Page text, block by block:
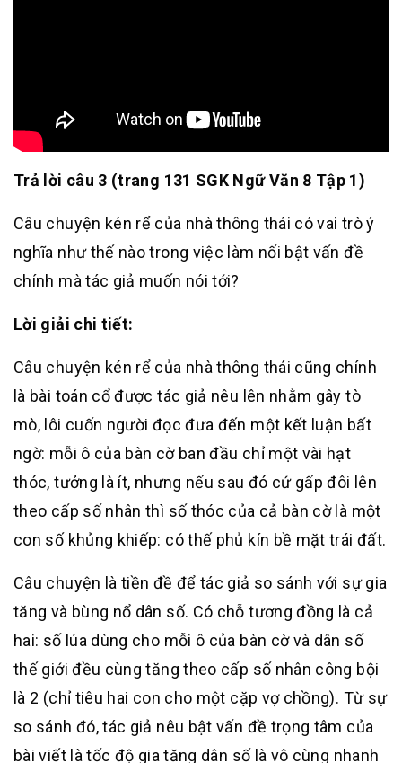
Trả lời câu 3 (trang 131 SGK Ngữ Văn 8 Tập 1)
Câu chuyện kén rể của nhà thông thái có vai trò ý
nghĩa như thế nào trong việc làm nối bật vấn đề
chính mà tác giả muốn nói tới?
Lời giải chi tiết:
Câu chuyện kén rể của nhà thông thái cũng chính
là bài toán cổ được tác giả nêu lên nhằm gây tò
mò, lôi cuốn người đọc đưa đến một kết luận bất
ngờ: mỗi ô của bàn cờ ban đầu chỉ một vài hạt
thóc, tưởng là ít, nhưng nếu sau đó cứ gấp đôi lên
theo cấp số nhân thì số thóc của cả bàn cờ là một
con số khủng khiếp: có thế phủ kín bề mặt trái đất.
Câu chuyện là tiền đề để tác giả so sánh với sự gia
tăng và bùng nổ dân số. Có chỗ tương đồng là cả
hai: số lúa dùng cho mỗi ô của bàn cờ và dân số
thế giới đều cùng tăng theo cấp số nhân công bội
là 2 (chỉ tiêu hai con cho một cặp vợ chồng). Từ sự
so sánh đó, tác giả nêu bật vấn đề trọng tâm của
bài viết là tốc độ gia tăng dân số là vô cùng nhanh